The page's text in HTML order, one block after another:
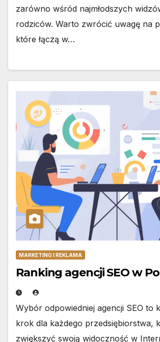
zarówno wśród najmłodszych
rodziców. Warto zwrócić uwagę na
które łączą w…
MARKETING I REKLAMA
Ranking agencji SEO w
Wybór odpowiedniej agencji SEO to
krok dla każdego przedsiębiorstwa,
zwiększyć swoją widoczność w